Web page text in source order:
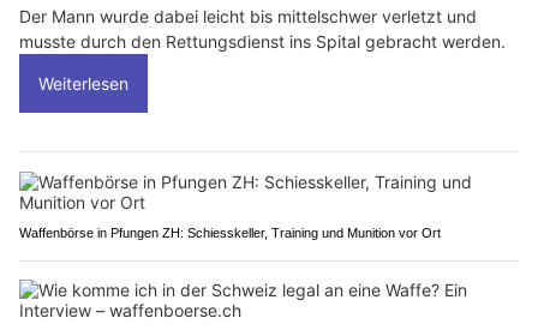
Der Mann wurde dabei leicht bis mittelschwer verletzt und
musste durch den Rettungsdienst ins Spital gebracht werden.
Weiterlesen
Waffenbörse in Pfungen ZH: Schiesskeller, Training und Munition vor Ort